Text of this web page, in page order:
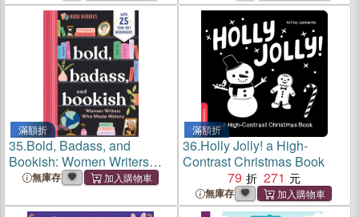
滿額折
35.Bold, Badass, and
Bookish: Women Writers
Who Made History
無庫存
滿額折
36.Holly Jolly! a High-
Contrast Christmas Book
79
271
無庫存